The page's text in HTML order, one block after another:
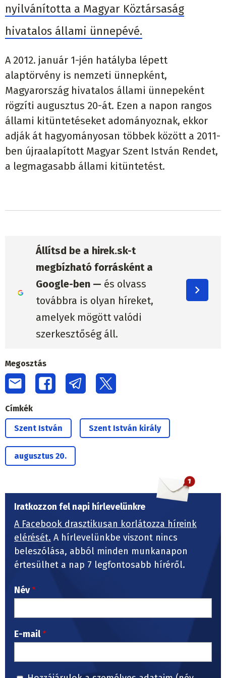
nyilvánította a Magyar Köztársaság
hivatalos állami ünnepévé.
A 2012. január 1-jén hatályba lépett
alaptörvény is nemzeti ünnepként,
Magyarország hivatalos állami ünnepeként
rögzíti augusztus 20-át. Ezen a napon rangos
állami kitüntetéseket adományoznak, ekkor
adják át hagyományosan többek között a 2011-
ben újraalapított Magyar Szent István Rendet,
a legmagasabb állami kitüntetést.
Állítsd be a hirek.sk-t
megbízható forrásként a
Google-ben — és olvass
továbbra is olyan híreket,
amelyek mögött valódi
szerkesztőség áll.
Megosztás
Címkék
Szent István Szent István király
augusztus 20.
Iratkozzon fel napi hírlevelünkre
A Facebook drasztikusan korlátozza híreink
elérését. A hírlevelünkbe viszont nincs
beleszólása, abból minden munkanapon
értesülhet a nap 7 legfontosabb híréről.
Név
E-mail